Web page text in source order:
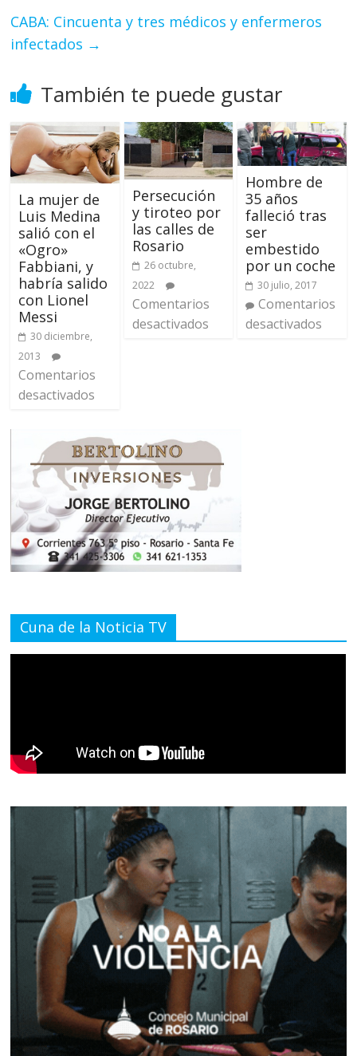
CABA: Cincuenta y tres médicos y enfermeros
infectados →
También te puede gustar
La mujer de
Luis Medina
salió con el
«Ogro»
Fabbiani, y
habría salido
con Lionel
Messi
30 diciembre,
2013
Comentarios
desactivados
Persecución
y tiroteo por
las calles de
Rosario
26 octubre,
2022
Comentarios
desactivados
Hombre de
35 años
falleció tras
ser
embestido
por un coche
30 julio, 2017
Comentarios
desactivados
Cuna de la Noticia TV